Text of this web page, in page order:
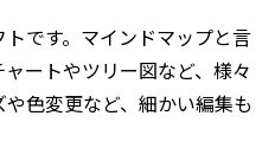
です。マインドマップと言
ートやツリー図など、様々
色変更など、細かい編集も